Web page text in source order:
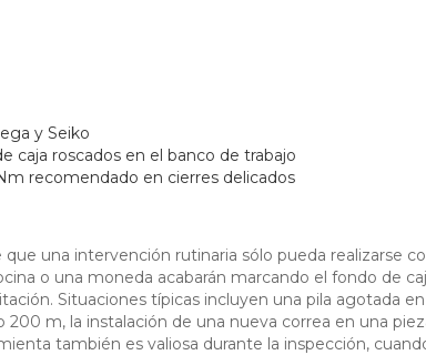
y Seiko
caja roscados en el banco de trabajo
recomendado en cierres delicados
una intervención rutinaria sólo pueda realizarse
o una moneda acabarán marcando el fondo de
Situaciones típicas incluyen una pila agotada
m, la instalación de una nueva correa en una
también es valiosa durante la inspección,